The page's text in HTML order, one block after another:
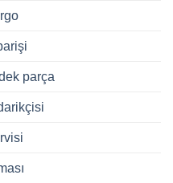
parça